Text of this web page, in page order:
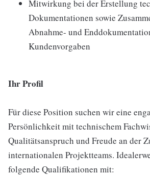
Mitwirkung bei der Erstellung
Dokumentationen sowie
Abnahme- und
Kundenvorgaben
Ihr Profil
Für diese Position suchen wir eine
Persönlichkeit mit technischem
Qualitätsanspruch und Freude an der
internationalen Projektteams.
folgende Qualifikationen mit: